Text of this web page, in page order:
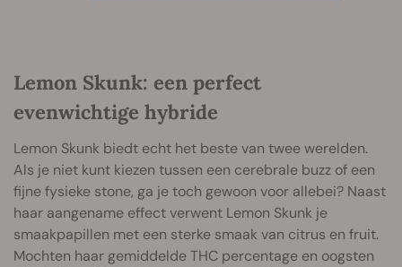
Lemon Skunk: een perfect
evenwichtige hybride
Lemon Skunk biedt echt het beste van twee werelden.
Als je niet kunt kiezen tussen een cerebrale buzz of een
fijne fysieke stone, ga je toch gewoon voor allebei? Naast
haar aangename effect verwent Lemon Skunk je
smaakpapillen met een sterke smaak van citrus en fruit.
Mochten haar gemiddelde THC percentage en oogsten